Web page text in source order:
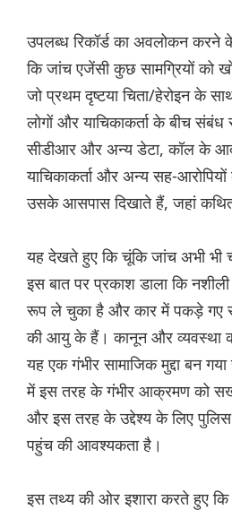
उपलब्ध रिकॉर्ड का अवलोकन करने
कि जांच एजेंसी कुछ सामग्र‌ियों को
जो प्रथम दृष्टया चिता/हेरोइन के
लोगों और याचिकाकर्ता के बीच संबंध
सीडीआर और अन्य डेटा, कॉल के
याचिकाकर्ता और अन्य सह-
उसके आसपास दिखाते हैं, जहां कथित
यह देखते हुए कि चूंकि जांच अभी भी
इस बात पर प्रकाश डाला कि
रूप ले चुका है और कार में पकड़े गए
की आयु के हैं। कानून और व्यवस्था
यह एक गंभीर सामाजिक मुद्दा बन
में इस तरह के गंभीर आक्रमण को
और इस तरह के उद्देश्य के लिए
पहुंच की आवश्यकता है।
इस तथ्य की ओर इशारा करते हुए कि